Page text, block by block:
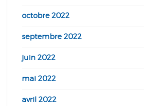
octobre 2022
septembre 2022
juin 2022
mai 2022
avril 2022